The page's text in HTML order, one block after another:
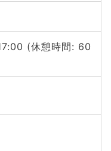
(休憩時間: 60